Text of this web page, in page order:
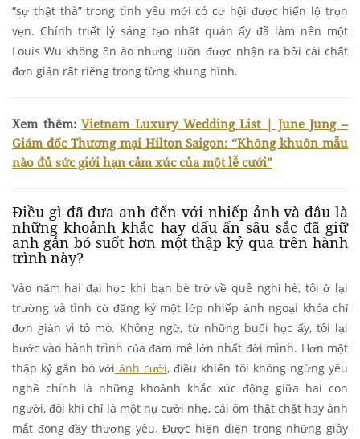
“sự thật thà” trong tình yêu mới có cơ hội được hiển lộ trọn
vẹn. Chính triết lý sáng tạo nhất quán ấy đã làm nên một
Louis Wu không ồn ào nhưng luôn được nhận ra bởi cái chất
đơn giản rất riêng trong từng khung hình.
Xem thêm:Vietnam Luxury Wedding List | June Jung –
Giám đốc Thương mại Hilton Saigon: “Không khuôn mẫu
nào đủ sức giới hạn cảm xúc của một lễ cưới”
Điều gì đã đưa anh đến với nhiếp ảnh và đâu là
những khoảnh khắc hay dấu ấn sâu sắc đã giữ
anh gắn bó suốt hơn một thập kỷ qua trên hành
trình này?
Vào năm hai đại học khi bạn bè trở về quê nghỉ hè, tôi ở lại
trường và tình cờ đăng ký một lớp nhiếp ảnh ngoại khóa chỉ
đơn giản vì tò mò. Không ngờ, từ những buổi học ấy, tôi lại
bước vào hành trình của đam mê lớn nhất đời mình. Hơn một
thập kỷ gắn bó với ảnh cưới, điều khiến tôi không ngừng yêu
nghề chính là những khoảnh khắc xúc động giữa hai con
người, đôi khi chỉ là một nụ cười nhẹ, cái ôm thật chặt hay ánh
mắt đong đầy thương yêu. Được hiện diện trong những giây